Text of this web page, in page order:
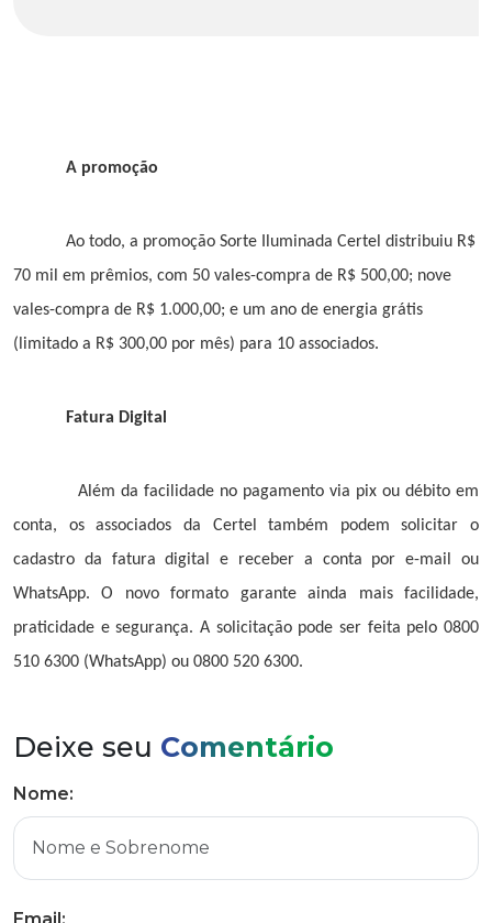
A promoção
Ao todo, a promoção Sorte Iluminada Certel distribuiu R$
70 mil em prêmios, com 50 vales-compra de R$ 500,00; nove
vales-compra de R$ 1.000,00; e um ano de energia grátis
(limitado a R$ 300,00 por mês) para 10 associados.
Fatura Digital
Além da facilidade no pagamento via pix ou débito em
conta, os associados da Certel também podem solicitar o
cadastro da fatura digital e receber a conta por e-mail ou
WhatsApp. O novo formato garante ainda mais facilidade,
praticidade e segurança. A solicitação pode ser feita pelo 0800
510 6300 (WhatsApp) ou 0800 520 6300.
Deixe seu Comentário
Nome: